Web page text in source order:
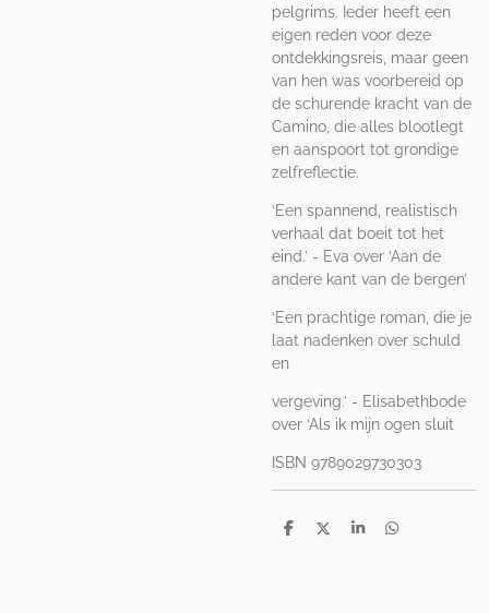
pelgrims. Ieder heeft een
eigen reden voor deze
ontdekkingsreis, maar geen
van hen was voorbereid op
de schurende kracht van de
Camino, die alles blootlegt
en aanspoort tot grondige
zelfreflectie.
‘Een spannend, realistisch
verhaal dat boeit tot het
eind.’ - Eva over ‘Aan de
andere kant van de bergen’
‘Een prachtige roman, die je
laat nadenken over schuld
en
vergeving.’ - Elisabethbode
over ‘Als ik mijn ogen sluit
ISBN 9789029730303
D
D
S
D